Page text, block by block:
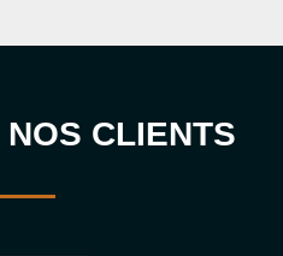
CLIENTS